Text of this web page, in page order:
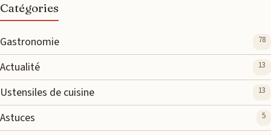
Catégories
Gastronomie 78
Actualité 13
Ustensiles de cuisine 13
Astuces 5